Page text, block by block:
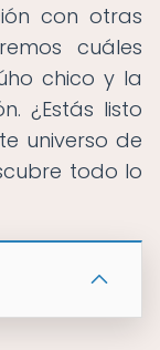
con otras
cuáles
chico y la
¿Estás listo
universo de
todo lo